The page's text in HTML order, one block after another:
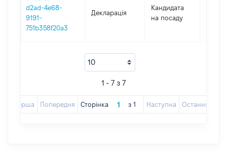
d2ad-4e68-
9191-
751b358f20a3
Декларація
Кандидата
на посаду
1 - 7 з 7
Перша Попередня Сторінка з 1 Наступна Остання